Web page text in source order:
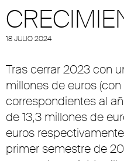
18 JULIO 2024
Tras cerrar 2023 con
millones de euros
correspondientes al
de 13,3 millones de
euros
primer semestre de